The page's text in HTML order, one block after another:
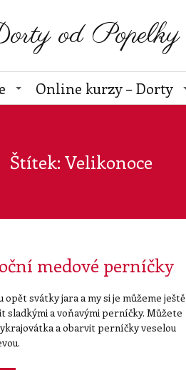
od Popelky
Online kurzy – Dorty
Štítek: Velikonoce
medové perníčky
opět svátky jara a my si je můžeme ještě
sladkými a voňavými perníčky. Můžete
a obarvit perníčky veselou